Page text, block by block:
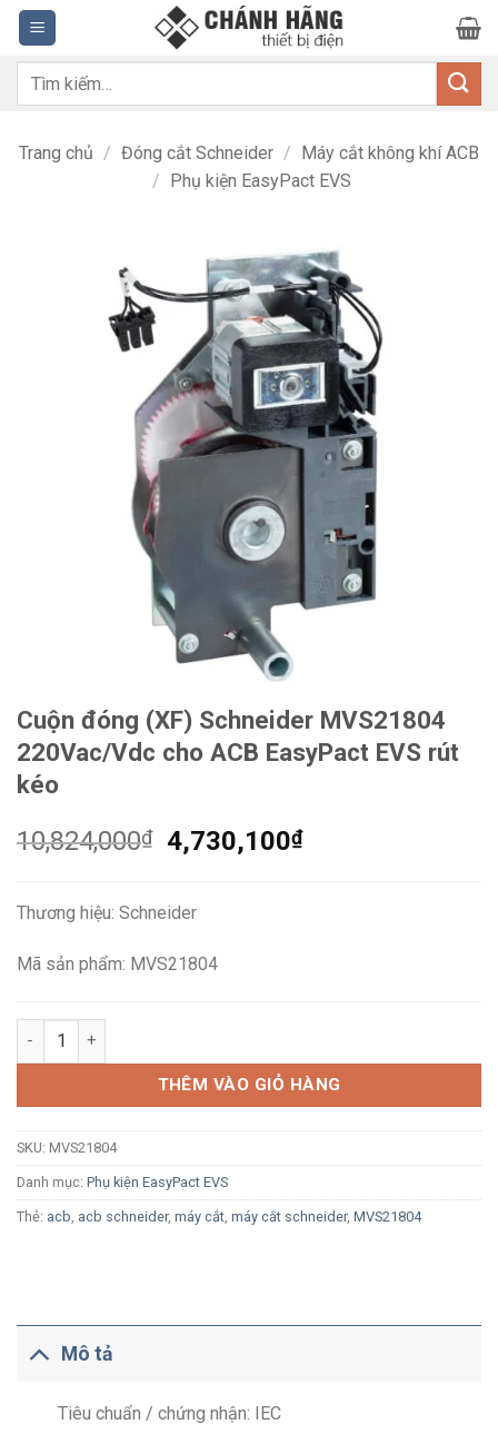
Bỏ
qua
nội
dung
Tìm
Trang chủ / Đóng cắt Schneider / Máy cắt không khí ACB
/ Phụ kiện EasyPact EVS
Cuộn đóng (XF) Schneider MVS21804
220Vac/Vdc cho ACB EasyPact EVS rút
kéo
10,824,000₫
Giá
10,824,000₫.
4,730,100₫Giá
Thương hiệu: Schneider
Mã sản phẩm: MVS21804
Cuộn đóng (XF) Schneider MVS21804 220Vac/Vdc cho ACB
THÊM VÀO GIỎ HÀNG
SKU: MVS21804
Danh mục: Phụ kiện EasyPact EVS
Thẻ: acb acb schneider, máy cắt máy cắt schneider, MVS21804
Mô tả
Tiêu chuẩn / chứng nhận: IEC